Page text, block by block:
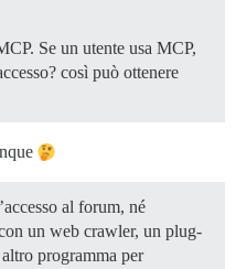
Se un utente usa MCP,
così può ottenere
al forum, né
un web crawler, un plug-
programma per